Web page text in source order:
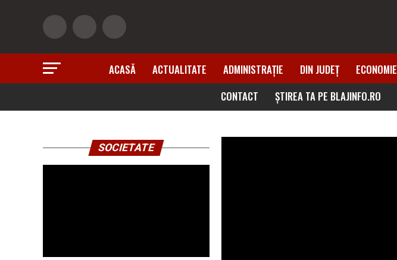
ACASĂ ACTUALITATE ADMINISTRAȚIE DIN JUDEȚ ECONOMIE
CONTACT
ȘTIREA TA PE BLAJINFO.RO
SOCIETATE